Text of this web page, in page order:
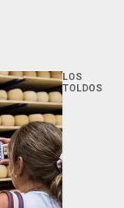
LOS
TOLDOS